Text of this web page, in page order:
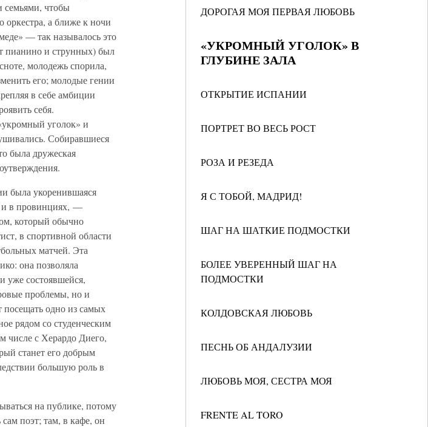
ДОРОГАЯ МОЯ ПЕРВАЯ ЛЮБОВЬ
«УКРОМНЫЙ УГОЛОК» В
ГЛУБИНЕ ЗАЛА
ОТКРЫТИЕ ИСПАНИИ
ПОРТРЕТ ВО ВЕСЬ РОСТ
РОЗА И РЕЗЕДА
Я С ТОБОЙ, МАДРИД!
ШАГ НА ШАТКИЕ ПОДМОСТКИ
БОЛЕЕ УВЕРЕННЫЙ ШАГ НА
ПОДМОСТКИ
КОЛДОВСКАЯ ЛЮБОВЬ
ПЕСНЬ ОБ АНДАЛУЗИИ
ЛЮБОВЬ МОЯ, СЕСТРА МОЯ
FRENTE AL TORO
семьями, чтобы
оркестра, а ближе к ночи
— так называлось это
пианино и струнных) был
молодежь спорила,
его; молодые гении
в себе амбиции
себя.
уголок» и
Собиравшиеся
была дружеская
была укоренившаяся
и в провинциях, —
который обычно
в спортивной области
матчей. Эта
она позволяла
уже состоявшейся,
проблемы, но и
посещать одно из самых
рядом со студенческим
числе с Херардо Диего,
станет его добрым
большую роль в
на публике, потому
поэт; там, в кафе, он